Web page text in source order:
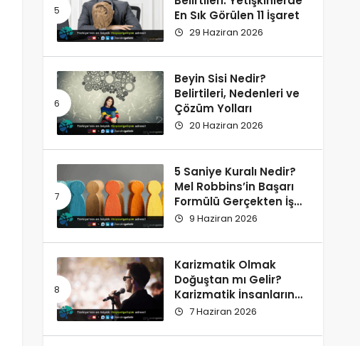
En Sık Görülen 11 İşaret
29 Haziran 2026
Beyin Sisi Nedir?
Belirtileri, Nedenleri ve
Çözüm Yolları
20 Haziran 2026
5 Saniye Kuralı Nedir?
Mel Robbins’in Başarı
Formülü Gerçekten İşe
Yarıyor
9 Haziran 2026
Karizmatik Olmak
Doğuştan mı Gelir?
Karizmatik İnsanların
Ortak Özellikleri
7 Haziran 2026